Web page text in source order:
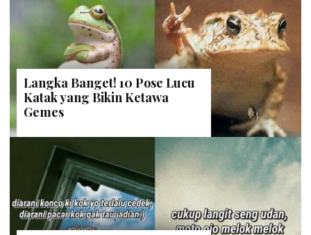
Langka Banget! 10 Pose Lucu
Katak yang Bikin Ketawa
Gemes